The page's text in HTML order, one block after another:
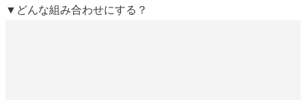
▼どんな組み合わせにする？